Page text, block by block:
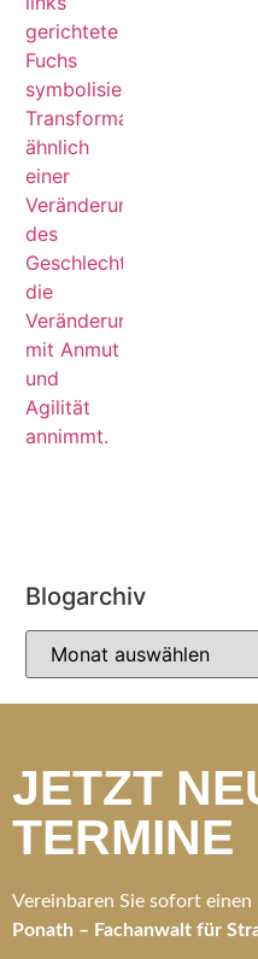
Blogarchiv
JETZT
TERMINE
Vereinbaren Sie sofort einen
Ponath – Fachanwalt für